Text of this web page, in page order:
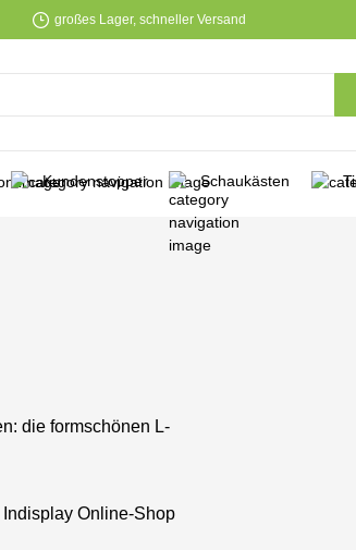
großes Lager, schneller Versand
Kundenstopper Schaukästen
die formschönen L-
Online-Shop